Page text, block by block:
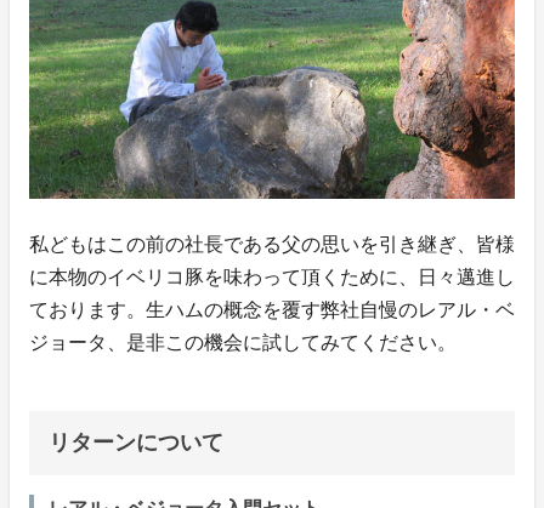
私どもはこの前の社長である父の思いを引き継ぎ、皆様
に本物のイベリコ豚を味わって頂くために、日々邁進し
ております。生ハムの概念を覆す弊社自慢のレアル・ベ
ジョータ、是非この機会に試してみてください。
リターンについて